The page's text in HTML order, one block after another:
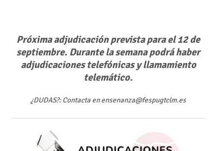
Próxima adjudicación prevista para el 12 de
septiembre. Durante la semana podrá haber
adjudicaciones telefónicas y llamamiento
telemático.
¿DUDAS?: Contacta en ensenanza@fespugtclm.es